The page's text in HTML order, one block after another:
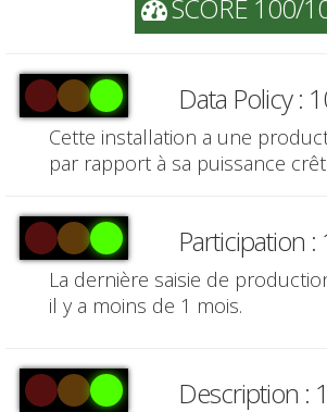
SCORE 100/
Data Policy :
Cette installation a une
par rapport à sa puissance
Participation
La dernière saisie de
il y a moins de 1 mois.
Description :